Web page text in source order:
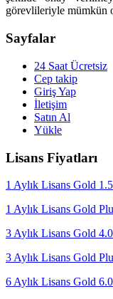
görevlileriyle mümkün
Sayfalar
24 Saat Ücretsiz
Cep takip
Giriş Yap
İletişim
Satın Al
Yükle
Lisans Fiyatları
1 Aylık Lisans Gold
1 Aylık Lisans Gold
3 Aylık Lisans Gold
3 Aylık Lisans Gold
6 Aylık Lisans Gold